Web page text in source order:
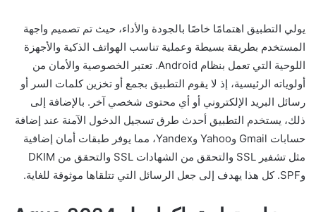
يولي التطبيق اهتمامًا خاصًا بالجودة والأداء، حيث تم تصميم واجهة
المستخدم بطريقة بسيطة وعملية تناسب الهواتف الذكية والأجهزة
اللوحية التي تعمل بنظام Android. تعتبر الخصوصية والأمان من
أولوياته الرئيسية، إذ لا يقوم التطبيق بجمع أو تخزين كلمات السر أو
رسائل البريد الإلكتروني أو أي محتوى شخصي آخر. بالإضافة إلى
ذلك، يستخدم التطبيق أحدث طرق تسجيل الدخول الآمنة عند إضافة
حسابات Gmail وYahoo وYandex، مما يوفر طبقات أمان إضافية
مثل تشفير SSL والتحقق من الشهادات SSL والتحقق من DKIM
وSPF. كل هذا يهدف إلى جعل الرسائل التي تتلقاها موثوقة للغاية.